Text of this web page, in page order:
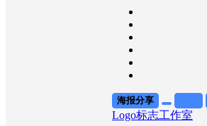
海报分享
Logo标志工作室